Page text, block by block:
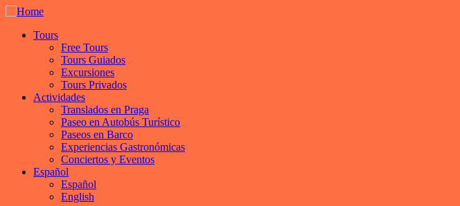
Tours
Free Tours
Tours Guiados
Excursiones
Tours Privados
Actividades
Translados en Praga
Paseo en Autobús Turístico
Paseos en Barco
Experiencias Gastronómicas
Conciertos y Eventos
Español
Español
English